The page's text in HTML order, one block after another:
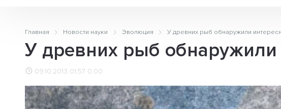
Главная Новости науки Эволюция У древних рыб обнаружили
У древних рыб обнаружили
09.10.2013 01:57 0.00